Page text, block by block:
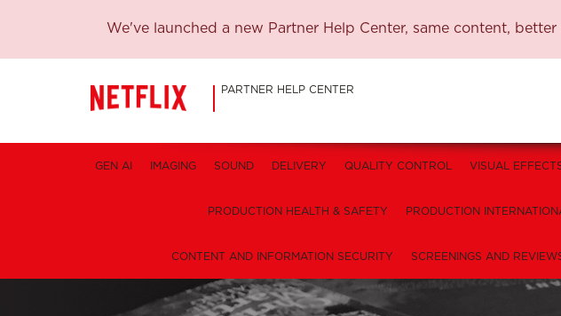
We've launched a new Partner Help Center, same content,
PARTNER HELP CENTER
GEN AI IMAGING SOUND DELIVERY QUALITY CONTROL VISUAL
PRODUCTION HEALTH & SAFETY PRODUCTION
CONTENT AND INFORMATION SECURITY SCREENINGS AND